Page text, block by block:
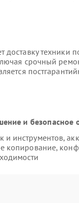
техники
срочный
и безопасное
инструментов,
копирование,